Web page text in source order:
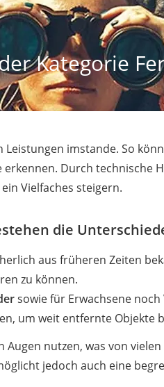
Kategorie
Leistungen imstande. So
Durch technische
Vielfaches steigern.
die
aus früheren Zeiten
zu können.
sowie für Erwachsene
um weit entfernte Objekte
Augen nutzen, was von
jedoch auch eine